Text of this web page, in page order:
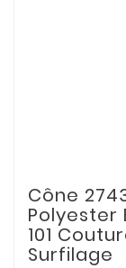
Cône
Polyester
101
Surfilage